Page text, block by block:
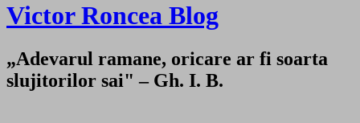
Victor Roncea Blog
„Adevarul ramane, oricare ar fi soarta
slujitorilor sai" – Gh. I. B.